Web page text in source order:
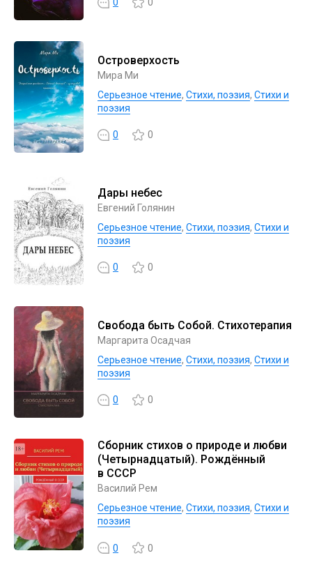
Островерхость
Мира Ми
Серьезное чтение, Cтихи, поэзия, Стихи и
поэзия
0 0
Дары небес
Евгений Голянин
Серьезное чтение, Cтихи, поэзия, Стихи и
поэзия
0 0
Свобода быть Собой. Стихотерапия
Маргарита Осадчая
Серьезное чтение, Cтихи, поэзия, Стихи и
поэзия
0 0
Сборник стихов о природе и любви
(Четырнадцатый). Рождённый
в СССР
Василий Рем
Серьезное чтение, Cтихи, поэзия, Стихи и
поэзия
0 0